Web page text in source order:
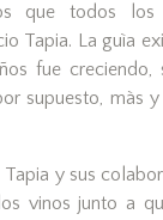
que todos los
Tapia. La guìa
fue creciendo,
supuesto, màs
y sus
vinos junto a